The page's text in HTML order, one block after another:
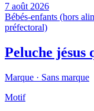
7 août 2026
Bébés-enfants (hors
préfectoral)
Peluche jésus
Marque · Sans marque
Motif